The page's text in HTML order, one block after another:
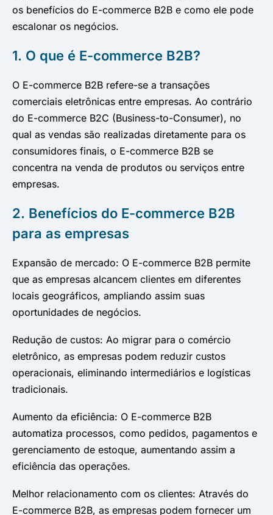
os benefícios do E-commerce B2B e como ele pode
escalonar os negócios.
1. O que é E-commerce B2B?
O E-commerce B2B refere-se a transações
comerciais eletrônicas entre empresas. Ao contrário
do E-commerce B2C (Business-to-Consumer), no
qual as vendas são realizadas diretamente para os
consumidores finais, o E-commerce B2B se
concentra na venda de produtos ou serviços entre
empresas.
2. Benefícios do E-commerce B2B
para as empresas
Expansão de mercado: O E-commerce B2B permite
que as empresas alcancem clientes em diferentes
locais geográficos, ampliando assim suas
oportunidades de negócios.
Redução de custos: Ao migrar para o comércio
eletrônico, as empresas podem reduzir custos
operacionais, eliminando intermediários e logísticas
tradicionais.
Aumento da eficiência: O E-commerce B2B
automatiza processos, como pedidos, pagamentos e
gerenciamento de estoque, aumentando assim a
eficiência das operações.
Melhor relacionamento com os clientes: Através do
E-commerce B2B, as empresas podem fornecer um